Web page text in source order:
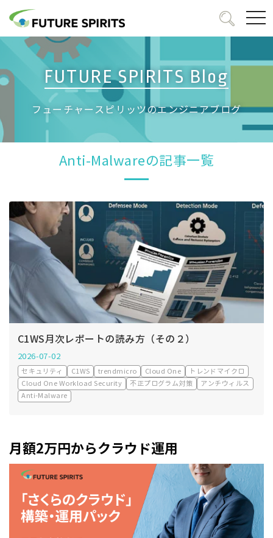
FUTURE SPIRITS Blog
フューチャースピリッツのエンジニアブログ
Anti-Malwareの記事一覧
C1WS月次レポートの読み方（その２）
2026-07-02
セキュリティ C1WS trendmicro Cloud One
トレンドマイクロ
Cloud One Workload Security
不正プログラム対策
アンチウィルス
Anti-Malware
月額2万円からクラウド運用